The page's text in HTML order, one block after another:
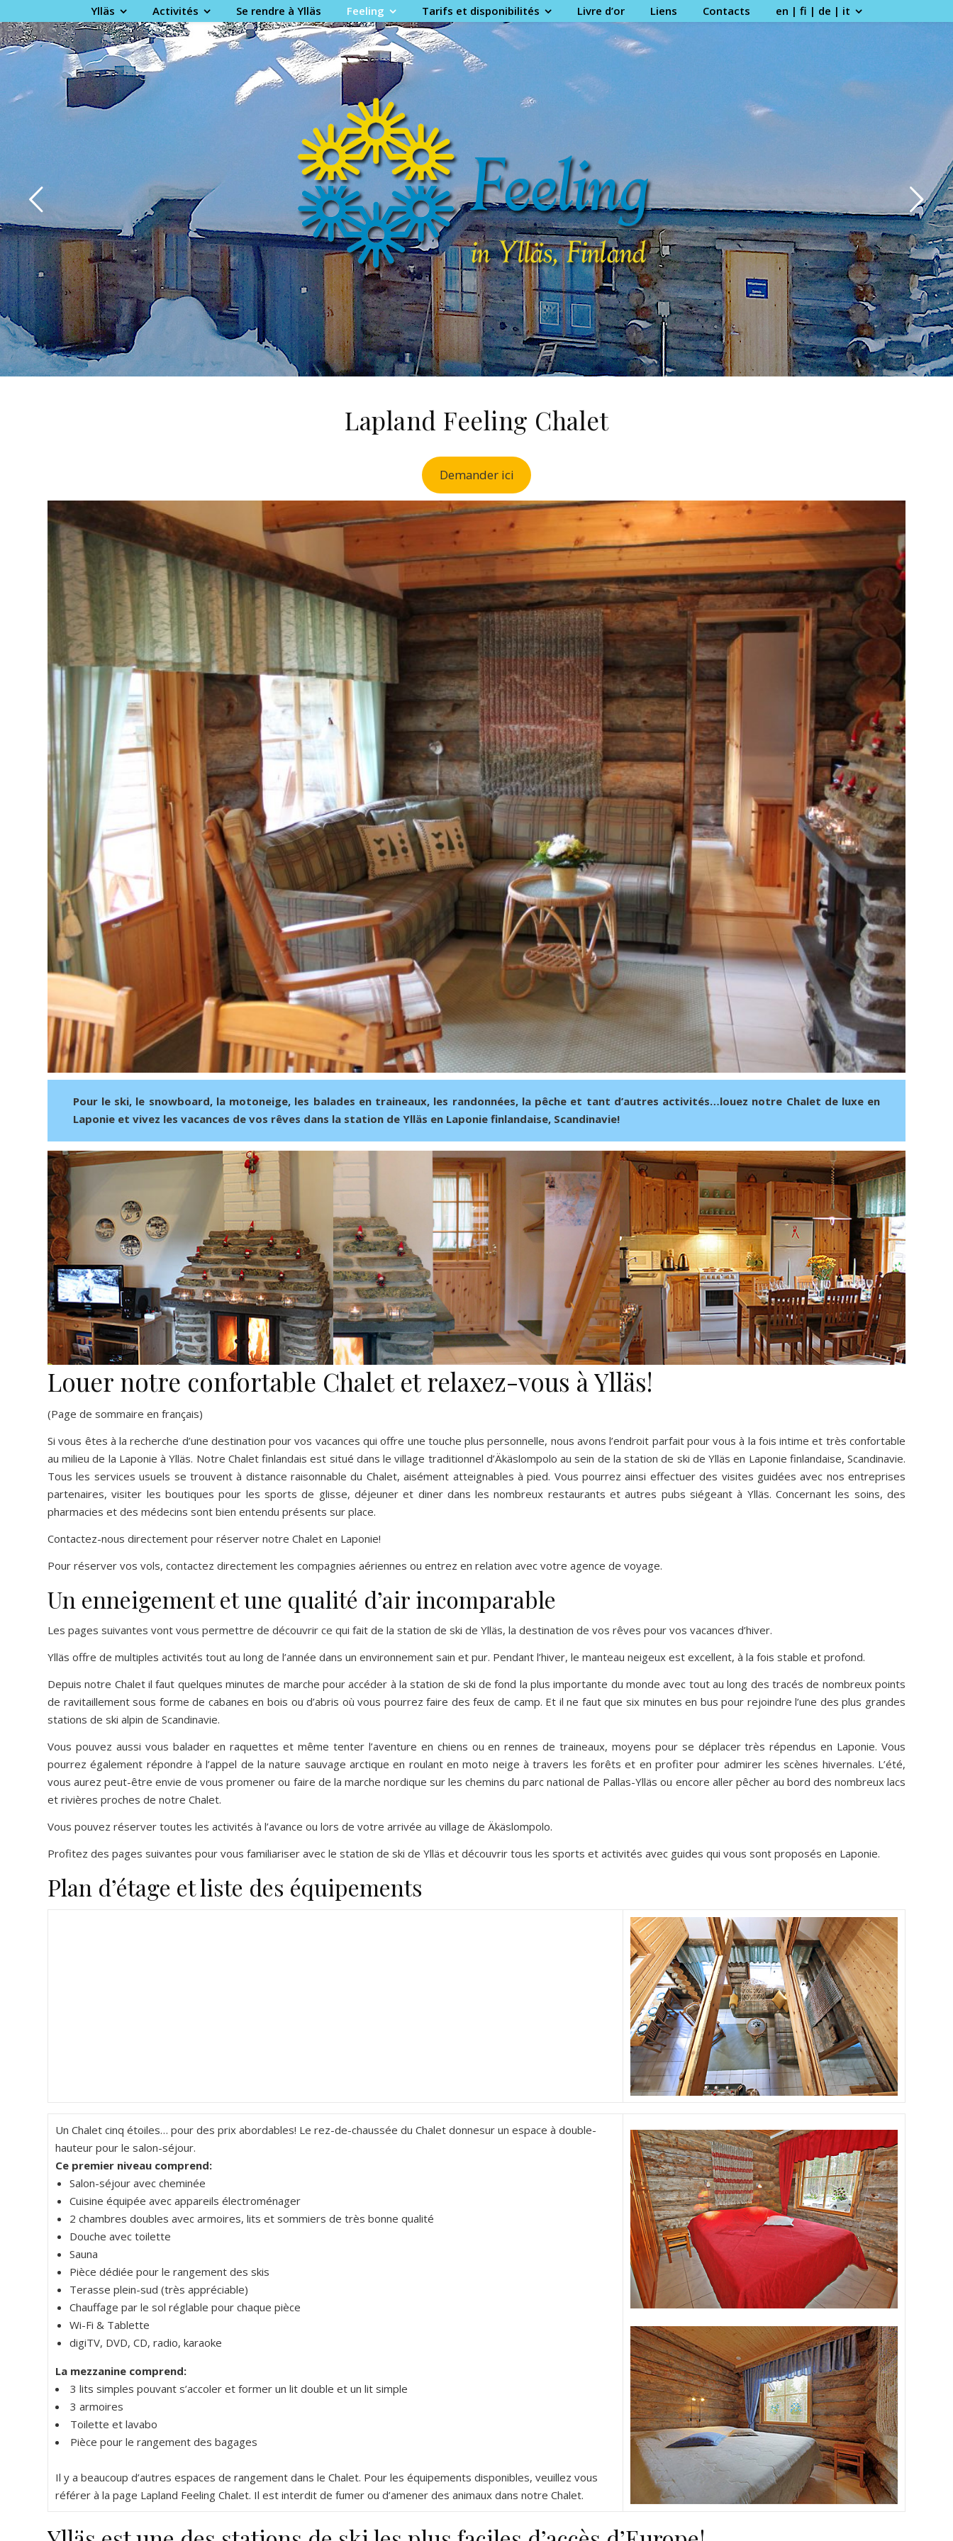
English Suomi Deutsch Italiano Francais
Ylläs Activités Se rendre à Ylläs Feeling Tarifs et disponibilités Livre d’or Liens Contacts en | fi | de | it
Lapland Feeling Chalet
Demander ici
Pour le ski, le snowboard, la motoneige, les balades en traineaux, les randonnées, la pêche et tant d’autres activités…louez notre Chalet de luxe en
Laponie et vivez les vacances de vos rêves dans la station de Ylläs en Laponie finlandaise, Scandinavie!
Louer notre confortable Chalet et relaxez-vous à Ylläs!
(Page de sommaire en français)
Si vous êtes à la recherche d’une destination pour vos vacances qui offre une touche plus personnelle, nous avons l’endroit parfait pour vous à la fois intime et très confortable
au milieu de la Laponie à Ylläs. Notre Chalet finlandais est situé dans le village traditionnel d’Äkäslompolo au sein de la station de ski de Ylläs en Laponie finlandaise, Scandinavie.
Tous les services usuels se trouvent à distance raisonnable du Chalet, aisément atteignables à pied. Vous pourrez ainsi effectuer des visites guidées avec nos entreprises
partenaires, visiter les boutiques pour les sports de glisse, déjeuner et diner dans les nombreux restaurants et autres pubs siégeant à Ylläs. Concernant les soins, des
pharmacies et des médecins sont bien entendu présents sur place.
Contactez-nous directement pour réserver notre Chalet en Laponie!
Pour réserver vos vols, contactez directement les compagnies aériennes ou entrez en relation avec votre agence de voyage.
Un enneigement et une qualité d’air incomparable
Les pages suivantes vont vous permettre de découvrir ce qui fait de la station de ski de Ylläs, la destination de vos rêves pour vos vacances d’hiver.
Ylläs offre de multiples activités tout au long de l’année dans un environnement sain et pur. Pendant l’hiver, le manteau neigeux est excellent, à la fois stable et profond.
Depuis notre Chalet il faut quelques minutes de marche pour accéder à la station de ski de fond la plus importante du monde avec tout au long des tracés de nombreux points
de ravitaillement sous forme de cabanes en bois ou d’abris où vous pourrez faire des feux de camp. Et il ne faut que six minutes en bus pour rejoindre l’une des plus grandes
stations de ski alpin de Scandinavie.
Vous pouvez aussi vous balader en raquettes et même tenter l’aventure en chiens ou en rennes de traineaux, moyens pour se déplacer très répendus en Laponie. Vous
pourrez également répondre à l’appel de la nature sauvage arctique en roulant en moto neige à travers les forêts et en profiter pour admirer les scènes hivernales. L’été,
vous aurez peut-être envie de vous promener ou faire de la marche nordique sur les chemins du parc national de Pallas-Ylläs ou encore aller pêcher au bord des nombreux lacs
et rivières proches de notre Chalet.
Vous pouvez réserver toutes les activités à l’avance ou lors de votre arrivée au village de Äkäslompolo.
Profitez des pages suivantes pour vous familiariser avec le station de ski de Ylläs et découvrir tous les sports et activités avec guides qui vous sont proposés en Laponie.
Plan d’étage et liste des équipements
Un Chalet cinq étoiles… pour des prix abordables! Le rez-de-chaussée du Chalet donnesur un espace à double-
hauteur pour le salon-séjour.
Ce premier niveau comprend:
Salon-séjour avec cheminée
Cuisine équipée avec appareils électroménager
2 chambres doubles avec armoires, lits et sommiers de très bonne qualité
Douche avec toilette
Sauna
Pièce dédiée pour le rangement des skis
Terasse plein-sud (très appréciable)
Chauffage par le sol réglable pour chaque pièce
Wi-Fi & Tablette
digiTV, DVD, CD, radio, karaoke
La mezzanine comprend:
3 lits simples pouvant s’accoler et former un lit double et un lit simple
3 armoires
Toilette et lavabo
Pièce pour le rangement des bagages
Il y a beaucoup d’autres espaces de rangement dans le Chalet. Pour les équipements disponibles, veuillez vous
référer à la page Lapland Feeling Chalet. Il est interdit de fumer ou d’amener des animaux dans notre Chalet.